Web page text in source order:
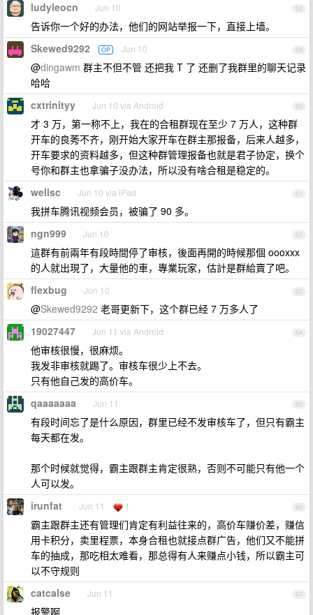
58
ludyleocn Jun 10
告诉你一个好的办法，他们的网站举报一下，直接上墙。
59
Skewed9292 OP Jun 10
@dingawm 群主不但不管 还把我 T 了 还删了我群里的聊天记录
哈哈
60
cxtrinityy Jun 10 via Android
才 3 万，第一称不上，我在的合租群现在至少 7 万人，这种群
开车的良莠不齐，刚开始大家开车在群主那报备，后来人越多，
开车要求的资料越多，但这种群管理报备也就是君子协定，换个
号你和群主也拿骗子没办法，所以没有啥合租是稳定的。
61
wellsc Jun 10 via iPad
我拼车腾讯视频会员，被骗了 90 多。
62
ngn999 Jun 10
這群有前兩年有段時間停了审核，後面再開的時候那個 oooxxx
的人就出現了，大量他的車，專業玩家，估計是群給賣了吧。
63
flexbug Jun 10
@Skewed9292 老哥更新下，这个群已经 7 万多人了
64
19027447 Jun 11 via Android
他审核很慢，很麻烦。
我发非审核就踢了。审核车很少上不去。
只有他自己发的高价车。
65
qaaaaaaa Jun 11
有段时间忘了是什么原因，群里已经不发审核车了，但只有霸主
每天都在发。
那个时候就觉得，霸主跟群主肯定很熟，否则不可能只有他一个
人可以发。
66
irunfat Jun 11 1
霸主跟群主还有管理们肯定有利益往来的，高价车赚价差，赚信
用卡积分，卖里程票，本身合租也就接点群广告，他们又不能拼
车的抽成，那吃相太难看，那总得有人来赚点小钱，所以霸主可
以不守规则
67
catcalse Jun 11
报警啊